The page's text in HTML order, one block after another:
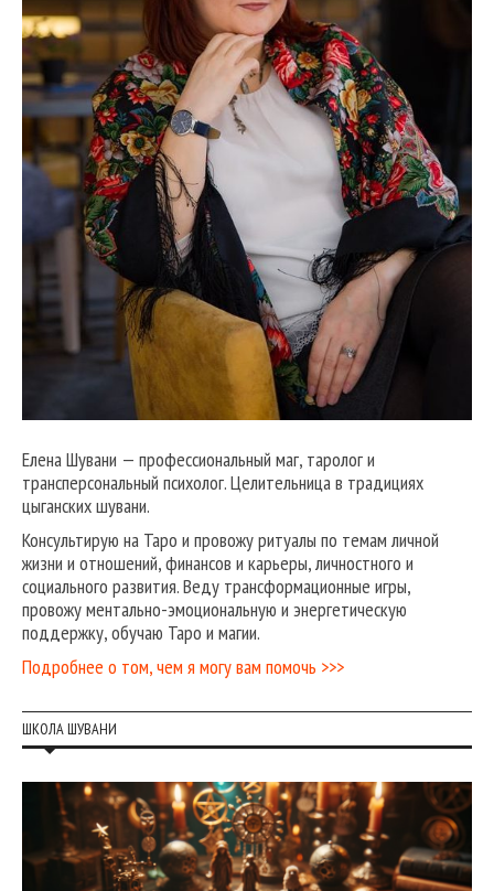
Елена Шувани — профессиональный маг, таролог и
трансперсональный психолог. Целительница в традициях
цыганских шувани.
Консультирую на Таро и провожу ритуалы по темам личной
жизни и отношений, финансов и карьеры, личностного и
социального развития. Веду трансформационные игры,
провожу ментально-эмоциональную и энергетическую
поддержку, обучаю Таро и магии.
Подробнее о том, чем я могу вам помочь >>>
ШКОЛА ШУВАНИ